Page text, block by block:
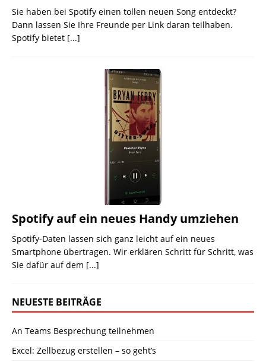
Sie haben bei Spotify einen tollen neuen Song entdeckt?
Dann lassen Sie Ihre Freunde per Link daran teilhaben.
Spotify bietet [...]
Spotify auf ein neues Handy umziehen
Spotify-Daten lassen sich ganz leicht auf ein neues
Smartphone übertragen. Wir erklären Schritt für Schritt, was
Sie dafür auf dem [...]
NEUESTE BEITRÄGE
An Teams Besprechung teilnehmen
Excel: Zellbezug erstellen – so geht’s